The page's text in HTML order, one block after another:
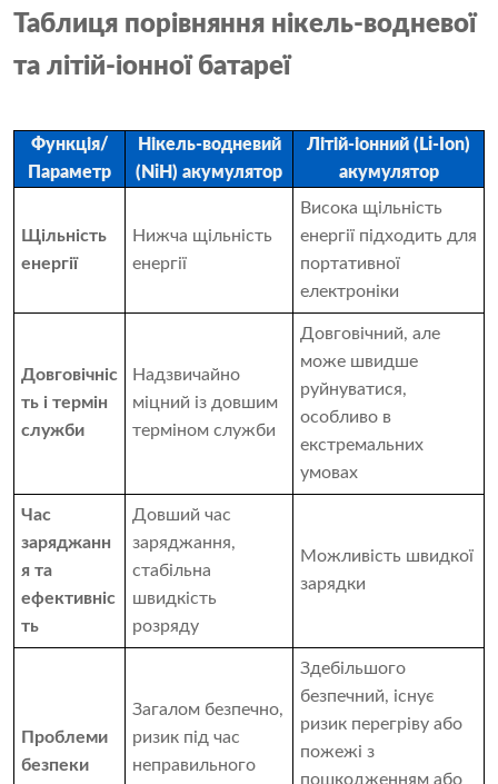
Таблиця порівняння нікель-водневої
та літій-іонної батареї
Функція/
Параметр
Нікель-водневий
(NiH) акумулятор
Літій-іонний (Li-Ion)
акумулятор
Щільність
енергії
Нижча щільність
енергії
Висока щільність
енергії підходить для
портативної
електроніки
Довговічніс
ть і термін
служби
Надзвичайно
міцний із довшим
терміном служби
Довговічний, але
може швидше
руйнуватися,
особливо в
екстремальних
умовах
Час
заряджанн
я та
ефективніс
ть
Довший час
заряджання,
стабільна
швидкість
розряду
Можливість швидкої
зарядки
Проблеми
безпеки
Загалом безпечно,
ризик під час
неправильного
Здебільшого
безпечний, існує
ризик перегріву або
пожежі з
пошкодженням або